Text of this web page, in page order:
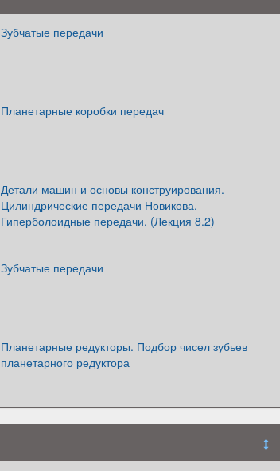
Зубчатые передачи
Планетарные коробки передач
Детали машин и основы конструирования.
Цилиндрические передачи Новикова.
Гиперболоидные передачи. (Лекция 8.2)
Зубчатые передачи
Планетарные редукторы. Подбор чисел зубьев
планетарного редуктора